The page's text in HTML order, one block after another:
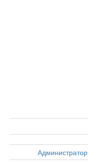
Администратор